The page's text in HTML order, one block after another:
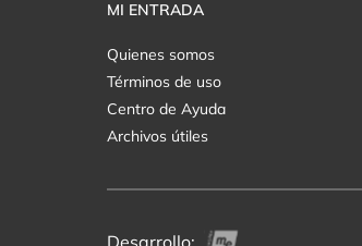
MI ENTRADA
Quienes somos
Términos de uso
Centro de Ayuda
Archivos útiles